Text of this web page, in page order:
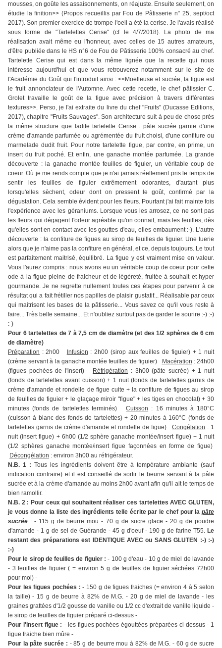
mousses, on goûte les assaisonnements, on réajuste. Ensuite seulement, on
étudie la finition>> (Propos recueillis par Fou de Pâtisserie n° 25, sept/oct
2017). Son premier exercice de trompe-l'oeil a été la cerise. Je l'avais réalisé
sous forme de "Tartelettes Cerise" (cf le 4/7/2018). La photo de ma
réalisation avait même eu l'honneur, avec celles de 15 autres amateurs,
d'être publiée dans le HS n°6 de Fou de Pâtisserie 100% consacré au chef.
Tartelette Cerise qui est dans la même lignée que la recette qui nous
intéresse aujourd'hui et que vous retrouverez notamment sur le site de
l'Académie du Goût qui l'introduit ainsi : <<Moelleuse et sucrée, la figue est
le fruit annonciateur de l'Automne. Avec cette recette, le chef pâtissier C.
Grolet travaille le goût de la figue avec précision à travers différentes
textures>>. Perso, je l'ai extraite du livre du chef "Fruits" (Ducasse Editions,
2017), chapitre "Fruits Sauvages". Son architecture suit à peu de chose près
la même structure que ladite tartelette Cerise : pâte sucrée garnie d'une
crème d'amande parfumée ou agrémentée du fruit choisi, d'une confiture ou
marmelade dudit fruit. Pour notre tartelette figue, par contre, en prime, un
insert du fruit poché. Et enfin, une ganache montée parfumée. La grande
découverte : la ganache montée feuilles de figuier, un véritable coup de
coeur. Où je me rends compte que je n'ai jamais réellement pris le temps de
sentir les feuilles de figuier extrêmement odorantes, d'autant plus
lorsqu'elles sèchent, odeur dont on pressent le goût, confirmé par la
dégustation. Cela semble évident pour les fleurs. Pourtant j'ai fait mainte fois
l'expérience avec les géraniums. Lorsque vous les arrosez, ce ne sont pas
les fleurs qui dégagent l'odeur agréable qu'on connait, mais les feuilles, dès
qu'elles sont en contact avec les gouttes d'eau, elles embaument :-). L'autre
découverte : la confiture de figues au sirop de feuilles de figuier. Une tuerie
alors que je n'aime pas la confiture en général, et ce, depuis toujours. Le tout
est parfaitement maitrisé, équilibré. La figue y est vraiment mise en valeur.
Vous l'aurez compris : nous avons eu un véritable coup de coeur pour cette
ode à la figue pleine de fraicheur et de légèreté, fruitée à souhait et hyper
gourmande. Je ne regrette nullement toutes ces étapes pour parvenir à ce
résultat qui a fait frétiller nos papilles de plaisir gustatif... Réalisable par ceux
qui maitrisent les bases de la pâtisserie... Vous savez ce qu'il vous reste à
faire... Très belle semaine... Et n'oubliez surtout pas de garder le sourire :-) :-)
:-)
Pour 6 tartelettes de 7 à 7,5 cm de diamètre (et des 1/2 sphères de 6 cm
de diamètre)
Préparation : 2h00 Infusion : 2h00 (sirop aux feuilles de figuier) + 1 nuit
(crème servant à la ganache montée feuilles de figuier)
Macération : 24h00
(figues pochées de l'insert)
Réfrigération : 3h00 (pâte sucrée) + 1 nuit
(fonds de tartelettes avant cuisson) + 1 nuit (fonds de tartelettes garnis de
crème d'amande et rondelle de figue cuite + la confiture de figues au sirop
de feuilles de figuier + le glaçage miroir "figue" + les tiges en chocolat) + 30
minutes (fonds de tartelettes terminés)Cuisson : 16 minutes à 180°C
(cuisson à blanc des fonds de tartelettes) + 20 minutes à 160°C (fonds de
tartelettes garnis de crème d'amande et rondelle de figue)Congélation : 1
nuit (insert figue) + 6h00 (1/2 sphère ganache montée/insert figue) + 1 nuit
(1/2 sphères ganache montée/insert figue façonnées en forme de figue)
Décongélation : environ 3h00 au réfrigérateur.
N.B. 1 : Tous les ingrédients doivent être à température ambiante (sauf
indication contraire) et il est conseillé de sortir le beurre servant à la pâte
sucrée et à la crème d'amande au moins 2h00 avant afin qu'il ait le temps de
bien ramollir.
N.B. 2 : Pour ceux qui souhaitent réaliser ces tartelettes AVEC GLUTEN,
je vous donne la liste des ingrédients telle écrite par le chef pour la pâte
sucrée : - 115 g de beurre mou - 70 g de sucre glace - 20 g de poudre
d'amande - 1 g de sel de Guérande - 45 g d'oeuf - 190 g de farine T55. Le
restant des préparations est IDENTIQUE AVEC ou SANS GLUTEN :-) :-)
:-)
Pour le sirop de feuilles de figuier :- 100 g d'eau - 10 g de miel de lavande
- 3 feuilles de figuier ( = environ 5 g de feuilles de figuier séchées 72h00
pour moi) -
Pour les figues pochées :- 150 g de figues fraiches (= environ 4 à 5 selon
la taille) - 15 g de beurre à 82% de M.G. - 20 g de miel de lavande - les
graines grattées d'1/2 gousse de vanille ou 1/2 cc d'extrait de vanille liquide -
le sirop de feuilles de figuier préparé ci-dessus -
Pour l'insert figue : - les figues pochées égouttées préparées ci-dessus - 1
figue fraiche bien mûre -
Pour la pâte sucrée : - 85 g de beurre mou à 82% de M.G. - 60 g de sucre